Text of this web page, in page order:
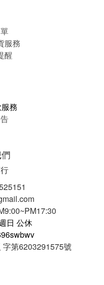
服務
醒
務
日 公休
第6203291575號